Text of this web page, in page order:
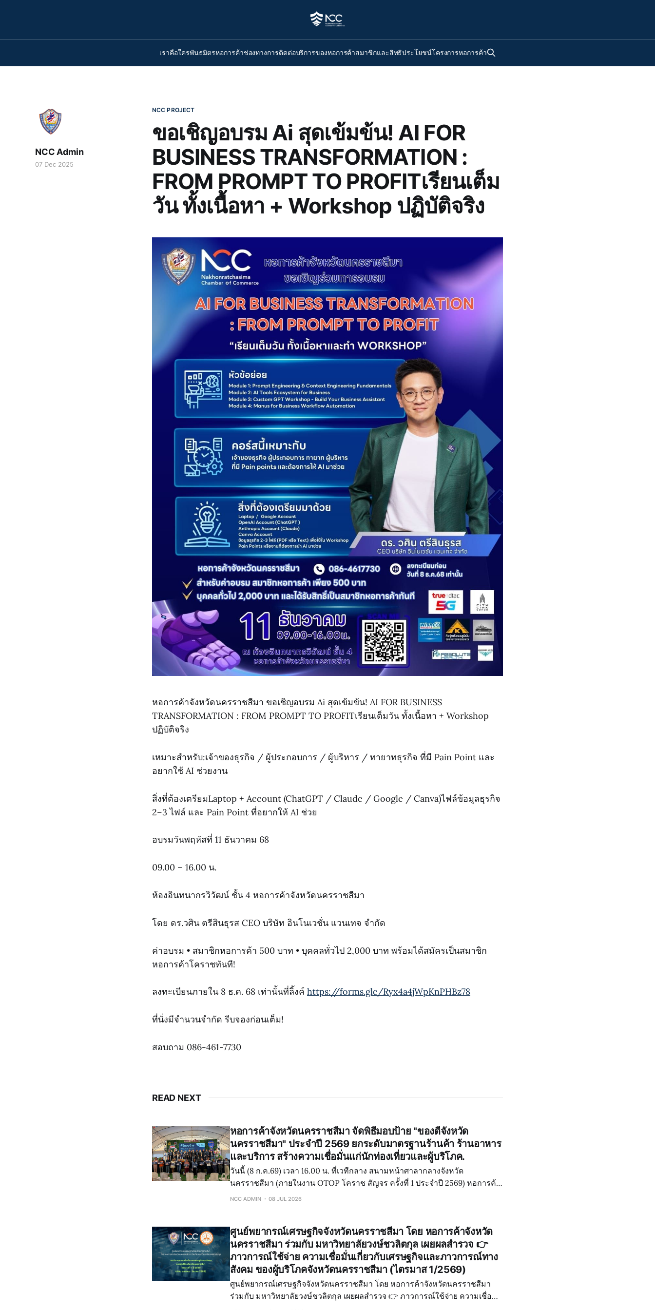
เราคือใครพันธมิตรหอการค้าช่องทางการติดต่อบริการของหอการค้าสมาชิกและสิทธิประโยชน์โครงการหอการค้า
NCC PROJECT
ขอเชิญอบรม Ai สุดเข้มข้น! AI FOR
BUSINESS TRANSFORMATION :
FROM PROMPT TO PROFITเรียนเต็ม
วัน ทั้งเนื้อหา + Workshop ปฏิบัติจริง
NCC Admin
07 Dec 2025
หอการค้าจังหวัดนครราชสีมา ขอเชิญอบรม Ai สุดเข้มข้น! AI FOR BUSINESS
TRANSFORMATION : FROM PROMPT TO PROFITเรียนเต็มวัน ทั้งเนื้อหา + Workshop
ปฏิบัติจริง
เหมาะสำหรับ:เจ้าของธุรกิจ / ผู้ประกอบการ / ผู้บริหาร / ทายาทธุรกิจ ที่มี Pain Point และ
อยากใช้ AI ช่วยงาน
สิ่งที่ต้องเตรียมLaptop + Account (ChatGPT / Claude / Google / Canva)ไฟล์ข้อมูลธุรกิจ
2–3 ไฟล์ และ Pain Point ที่อยากให้ AI ช่วย
อบรมวันพฤหัสที่ 11 ธันวาคม 68
09.00 – 16.00 น.
ห้องอินทนากรวิวัฒน์ ชั้น 4 หอการค้าจังหวัดนครราชสีมา
โดย ดร.วศิน ตรีสินธุรส CEO บริษัท อินโนเวชั่น แวนเทจ จำกัด
ค่าอบรม • สมาชิกหอการค้า 500 บาท • บุคคลทั่วไป 2,000 บาท พร้อมได้สมัครเป็นสมาชิก
หอการค้าโคราชทันที!
ลงทะเบียนภายใน 8 ธ.ค. 68 เท่านั้นที่ลิ้งค์ https://forms.gle/Ryx4a4jWpKnPHBz78
ที่นั่งมีจำนวนจำกัด รีบจองก่อนเต็ม!
สอบถาม 086-461-7730
READ NEXT
หอการค้าจังหวัดนครราชสีมา จัดพิธีมอบป้าย "ของดีจังหวัด
นครราชสีมา" ประจำปี 2569 ยกระดับมาตรฐานร้านค้า ร้านอาหาร
และบริการ สร้างความเชื่อมั่นแก่นักท่องเที่ยวและผู้บริโภค.
วันนี้ (8 ก.ค.69) เวลา 16.00 น. ที่เวทีกลาง สนามหน้าศาลากลางจังหวัด
นครราชสีมา (ภายในงาน OTOP โคราช สัญจร ครั้งที่ 1 ประจำปี 2569) หอการค้า
จังหวัดนครราชสีมา จัดพิธีมอบป้าย "ของดีจังหวัดนครราชสีมา" ประจำปี 2569
NCC ADMIN 08 JUL 2026
ศูนย์พยากรณ์เศรษฐกิจจังหวัดนครราชสีมา โดย หอการค้าจังหวัด
นครราชสีมา ร่วมกับ มหาวิทยาลัยวงษ์ชวลิตกุล เผยผลสำรวจ 👉
ภาวการณ์ใช้จ่าย ความเชื่อมั่นเกี่ยวกับเศรษฐกิจและภาวการณ์ทาง
สังคม ของผู้บริโภคจังหวัดนครราชสีมา (ไตรมาส 1/2569)
ศูนย์พยากรณ์เศรษฐกิจจังหวัดนครราชสีมา โดย หอการค้าจังหวัดนครราชสีมา
ร่วมกับ มหาวิทยาลัยวงษ์ชวลิตกุล เผยผลสำรวจ 👉 ภาวการณ์ใช้จ่าย ความเชื่อมั่น
เกี่ยวกับเศรษฐกิจและภาวการณ์ทางสังคม ของผู้บริโภคจังหวัดนครราชสีมา